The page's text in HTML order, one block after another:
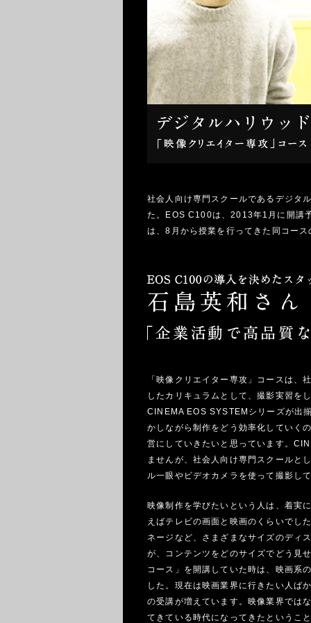
社会人向け専門スクールであるデジタ
た。EOS C100は、2013年1月に開講
は、8月から授業を行ってきた同コー
「映像クリエイター専攻」コースは、
したカリキュラムとして、撮影実習を
CINEMA EOS SYSTEMシリーズが出
かしながら制作をどう効率化していく
営にしていきたいと思っています。
ませんが、社会人向け専門スクールと
ル一眼やビデオカメラを使って撮影し
映像制作を学びたいという人は、着実
えばテレビの画面と映画のくらいでし
ネージなど、さまざまなサイズのディ
が、コンテンツをどのサイズでどう見
コース」を開講していた時は、映画系
した。現在は映画業界に行きたい人ば
の受講が増えています。映像業界では
てきている時代になってきたというこ